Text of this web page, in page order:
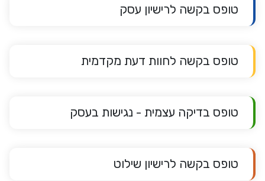
טופס בקשה לרישיון עסק
טופס בקשה לחוות דעת מקדמית
טופס בדיקה עצמית - נגישות בעסק
טופס בקשה לרישיון שילוט